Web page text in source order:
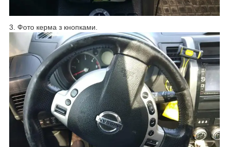
3. Фото керма з кнопками.